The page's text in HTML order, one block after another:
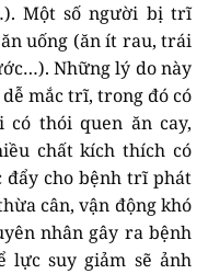
Một số người bị trĩ
uống (ăn ít rau, trái
Những lý do này
mắc trĩ, trong đó có
thói quen ăn cay,
chất kích thích có
đẩy cho bệnh trĩ phát
cân, vận động khó
nhân gây ra bệnh
lực suy giảm sẽ ảnh